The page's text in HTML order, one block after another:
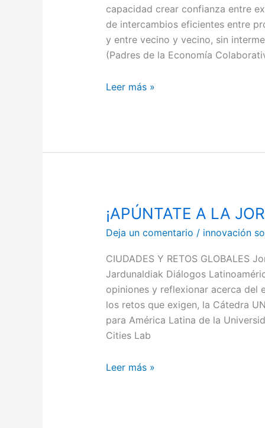
capacidad crear confianza entre
de intercambios eficientes entre
y entre vecino y vecino, sin
(Padres de la Economía
Leer más »
¡APÚNTATE A LA
Deja un comentario / innovación
CIUDADES Y RETOS GLOBALES
Jardunaldiak Diálogos
opiniones y reflexionar acerca del
los retos que exigen, la Cátedra
para América Latina de la
Cities Lab
¡APÚNTATE
A
JORNADA!
Leer más »